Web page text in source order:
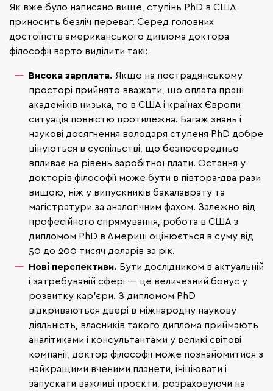
Як вже було написано вище, ступінь PhD в США
приносить безліч переваг. Серед головних
достоїнств американського диплома доктора
філософії варто виділити такі:
Висока зарплата. Якщо на пострадянському
просторі прийнято вважати, що оплата праці
академіків низька, то в США і країнах Європи
ситуація повністю протилежна. Багаж знань і
наукові досягнення володаря ступеня PhD добре
цінуються в суспільстві, що безпосередньо
впливає на рівень заробітної плати. Остання у
докторів філософії може бути в півтора-два рази
вищою, ніж у випускників бакалаврату та
магістратури за аналогічним фахом. Залежно від
професійного спрямування, робота в США з
дипломом PhD в Америці оцінюється в суму від
50 до 200 тисяч доларів за рік.
Нові перспективи. Бути дослідником в актуальній
і затребуваній сфері — це величезний бонус у
розвитку кар'єри. З дипломом PhD
відкриваються двері в міжнародну наукову
діяльність, власників такого диплома приймають
аналітиками і консультантами у великі світові
компанії, доктор філософії може познайомитися з
найкращими вченими планети, ініціювати і
запускати важливі проєкти, розраховуючи на